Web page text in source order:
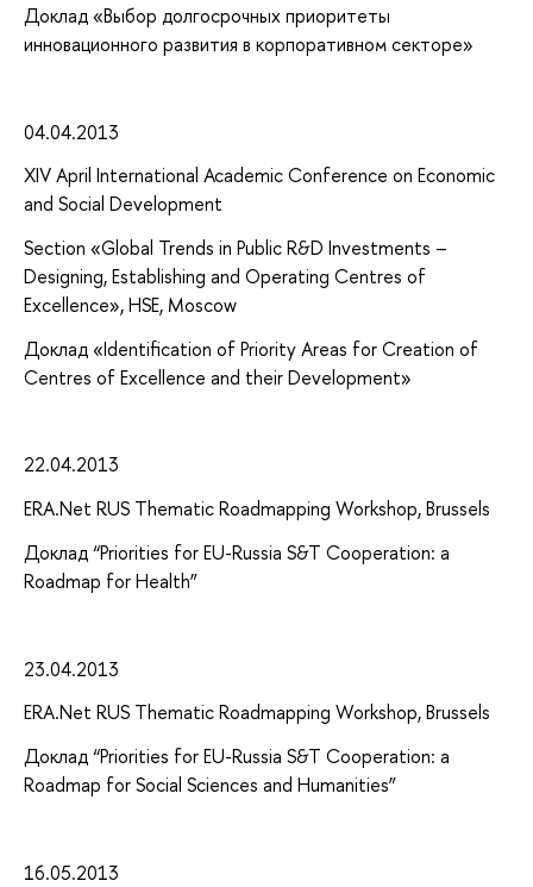
Доклад «Выбор долгосрочных приоритеты
инновационного развития в корпоративном секторе»
04.04.2013
XIV April International Academic Conference on Economic
and Social Development
Section «Global Trends in Public R&D Investments –
Designing, Establishing and Operating Centres of
Excellence», HSE, Moscow
Доклад «Identification of Priority Areas for Creation of
Centres of Excellence and their Development»
22.04.2013
ERA.Net RUS Thematic Roadmapping Workshop, Brussels
Доклад “Priorities for EU-Russia S&T Cooperation: a
Roadmap for Health”
23.04.2013
ERA.Net RUS Thematic Roadmapping Workshop, Brussels
Доклад “Priorities for EU-Russia S&T Cooperation: a
Roadmap for Social Sciences and Humanities”
16.05.2013